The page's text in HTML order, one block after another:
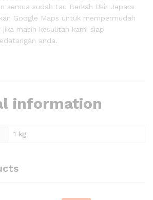
semua sudah tau Berkah Ukir Jepara
Google Maps untuk mempermudah
masih kesulitan kami siap
anda.
information
1 kg